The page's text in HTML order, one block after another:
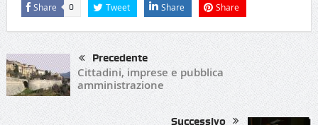
Share 0 Tweet Share Share
Precedente
Cittadini, imprese e pubblica
amministrazione
Successivo